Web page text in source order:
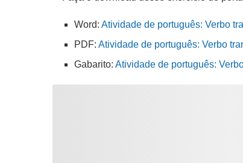
Word: Atividade de português: Verbo
PDF: Atividade de português: Verbo
Gabarito: Atividade de português: